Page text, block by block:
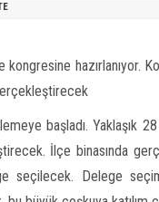
hazırlanıyor.
başladı. Yaklaşık
İlçe binasında
seçilecek. Delege